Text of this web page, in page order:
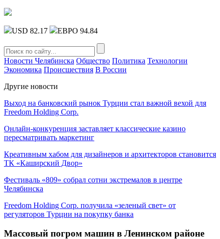
USD 82.17 ЕВРО 94.84
Новости Челябинска Общество Политика Технологии
Экономика Происшествия В России
Другие новости
Выход на банковский рынок Турции стал важной вехой для
Freedom Holding Corp.
Онлайн-конкуренция заставляет классические казино
пересматривать маркетинг
Креативным хабом для дизайнеров и архитекторов становится
ТК «Каширский Двор»
Фестиваль «809» собрал сотни экстремалов в центре
Челябинска
Freedom Holding Corp. получила «зеленый свет» от
регуляторов Турции на покупку банка
Массовый погром машин в Ленинском районе